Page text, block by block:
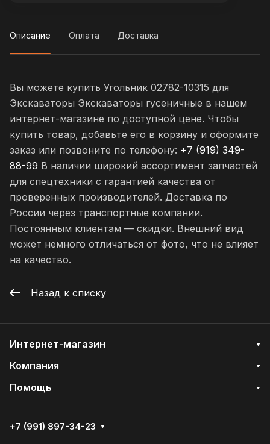
Описание Оплата Доставка
Вы можете купить Угольник 02782-10315 для
Экскаваторы Экскаваторы гусеничные в нашем
интернет-магазине по доступной цене. Чтобы
купить товар, добавьте его в корзину и оформите
заказ или позвоните по телефону: +7 (919) 349-
88-99 В наличии широкий ассортимент запчастей
для спецтехники с гарантией качества от
проверенных производителей. Доставка по
России через транспортные компании.
Постоянным клиентам — скидки. Внешний вид
может немного отличаться от фото, что не влияет
на качество.
Назад к списку
Интернет-магазин
Компания
Помощь
+7 (991) 897-34-23